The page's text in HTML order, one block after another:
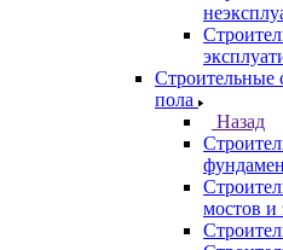
Строительные
пола
Назад
мостов и